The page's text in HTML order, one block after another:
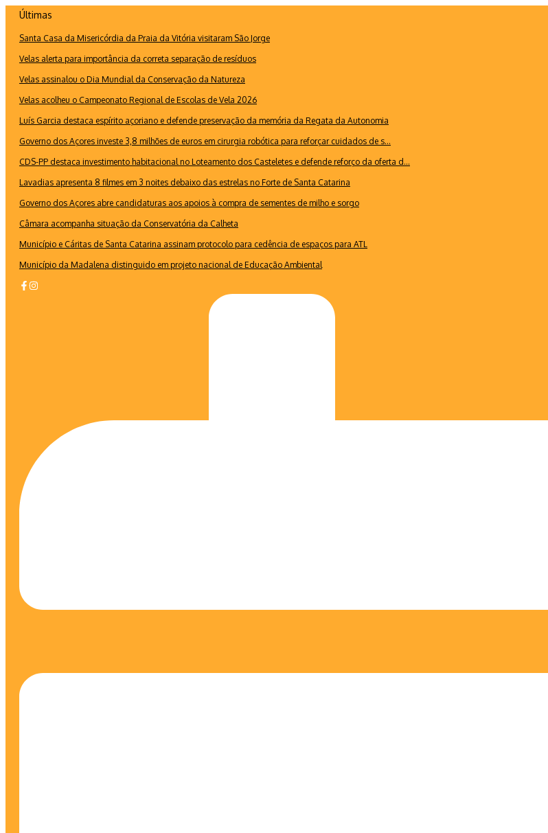
conteúdo
Últimas
Santa Casa da Misericórdia da Praia da Vitória visitaram São Jorge
Velas alerta para importância da correta separação de resíduos
Velas assinalou o Dia Mundial da Conservação da Natureza
Velas acolheu o Campeonato Regional de Escolas de Vela 2026
Luís Garcia destaca espírito açoriano e defende preservação da memória da Regata da Autonomia
Governo dos Açores investe 3,8 milhões de euros em cirurgia robótica para reforçar cuidados de s...
CDS-PP destaca investimento habitacional no Loteamento dos Casteletes e defende reforço da oferta d...
Lavadias apresenta 8 filmes em 3 noites debaixo das estrelas no Forte de Santa Catarina
Governo dos Açores abre candidaturas aos apoios à compra de sementes de milho e sorgo
Câmara acompanha situação da Conservatória da Calheta
Município e Cáritas de Santa Catarina assinam protocolo para cedência de espaços para ATL
Município da Madalena distinguido em projeto nacional de Educação Ambiental